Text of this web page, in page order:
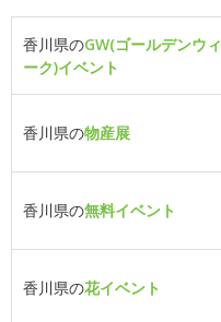
香川県のGW(ゴールデンウィ
ーク)イベント
香川県の物産展
香川県の無料イベント
香川県の花イベント